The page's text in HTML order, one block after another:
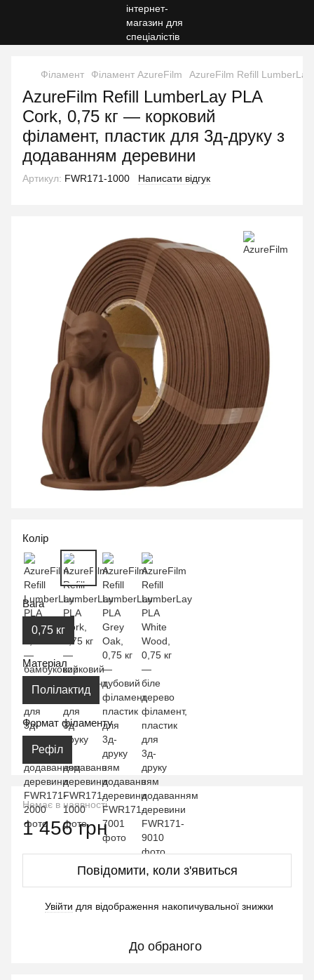
Філамент Філамент AzureFilm AzureFilm Refill
AzureFilm Refill LumberLay PLA
Cork, 0,75 кг — корковий
філамент, пластик для 3д-друку з
додаванням деревини
Артикул: FWR171-1000 Написати відгук
Колір
Вага
0,75 кг
Матеріал
Полілактид
Формат філаменту
Рефіл
Немає в наявності
1 456 грн
Повідомити, коли з'явиться
Увійти для відображення накопичувальної знижки
До обраного